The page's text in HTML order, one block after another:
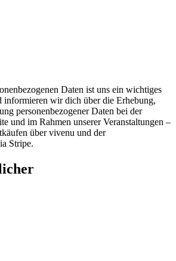
Daten ist uns ein wichtiges
informieren wir dich über die Erhebung,
personenbezogener Daten bei der
und im Rahmen unserer Veranstaltungen –
über vivenu und der
Stripe.